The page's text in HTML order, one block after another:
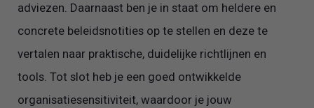
adviezen. Daarnaast ben je in staat om heldere en
concrete beleidsnotities op te stellen en deze te
vertalen naar praktische, duidelijke richtlijnen en
tools. Tot slot heb je een goed ontwikkelde
organisatiesensitiviteit, waardoor je jouw